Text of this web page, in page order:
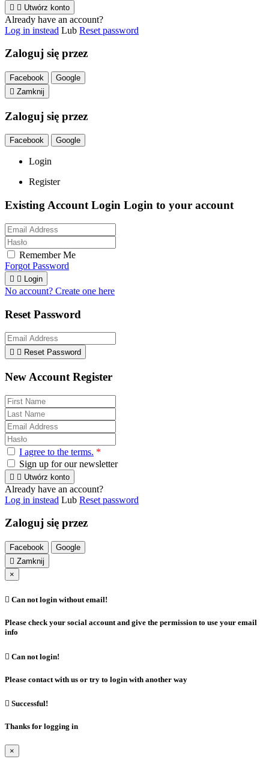
  Utwórz konto
Already have an account?
Log in instead Lub Reset password
Zaloguj się przez
Facebook
Google
 Zamknij
Zaloguj się przez
Facebook Google
Login
Register
Existing Account Login Login to your account
Remember Me
Forgot Password
  Login
No account? Create one here
Reset Password
  Reset Password
New Account Register
I agree to the terms. *
Sign up for our newsletter
  Utwórz konto
Already have an account?
Log in instead Lub Reset password
Zaloguj się przez
Facebook
Google
 Zamknij
×
 Can not login without email!
Please check your social account and give the permission to use your email
info
 Can not login!
Please contact with us or try to login with another way
 Successful!
Thanks for logging in
×